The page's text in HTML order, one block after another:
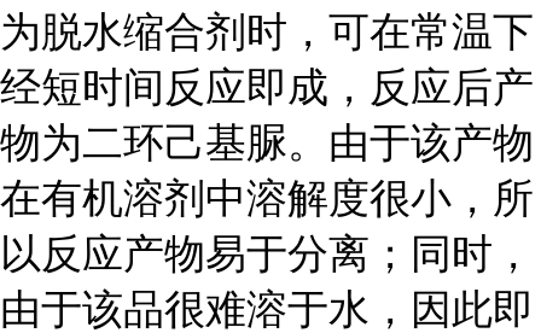
为脱水缩合剂时，可在常温下
经短时间反应即成，反应后产
物为二环己基脲。由于该产物
在有机溶剂中溶解度很小，所
以反应产物易于分离；同时，
由于该品很难溶于水，因此即